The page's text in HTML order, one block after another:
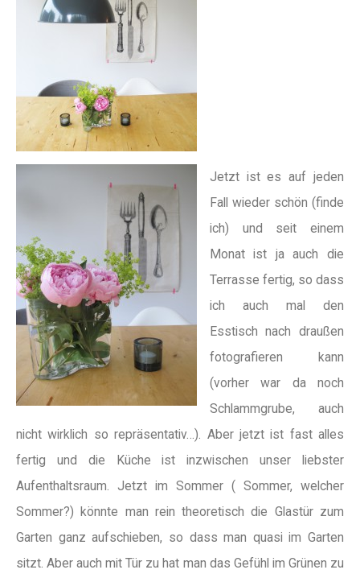
Jetzt ist es auf jeden
Fall wieder schön (finde
ich) und seit einem
Monat ist ja auch die
Terrasse fertig, so dass
ich auch mal den
Esstisch nach draußen
fotografieren kann
(vorher war da noch
Schlammgrube, auch
nicht wirklich so repräsentativ…). Aber jetzt ist fast alles
fertig und die Küche ist inzwischen unser liebster
Aufenthaltsraum. Jetzt im Sommer ( Sommer, welcher
Sommer?) könnte man rein theoretisch die Glastür zum
Garten ganz aufschieben, so dass man quasi im Garten
sitzt. Aber auch mit Tür zu hat man das Gefühl im Grünen zu